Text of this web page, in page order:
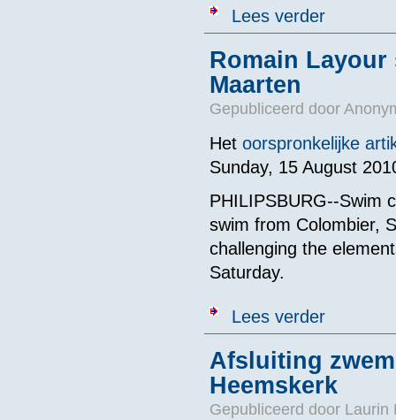
Lees verderover Six
Romain
Maarten
Gepubliceerd door
Het oorspronkelijke
Sunday, 15 August
PHILIPSBURG--Swim
swim from Colombier,
challenging the
Saturday.
Lees verderover Romain
Afsluiting
Heemskerk
Gepubliceerd door Laurin